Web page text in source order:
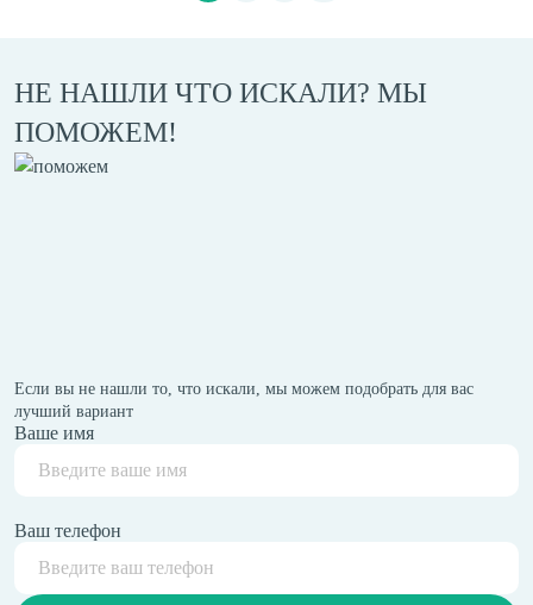
НЕ НАШЛИ ЧТО ИСКАЛИ? МЫ
ПОМОЖЕМ!
Если вы не нашли то, что искали, мы можем подобрать для вас
лучший вариант
Ваше имя
Ваш телефон